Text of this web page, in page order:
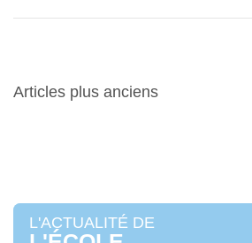
Navigation
Articles plus anciens
L'ACTUALITÉ DE